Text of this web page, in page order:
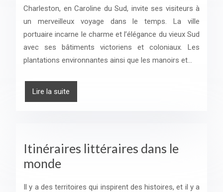
Charleston, en Caroline du Sud, invite ses visiteurs à
un merveilleux voyage dans le temps. La ville
portuaire incarne le charme et l’élégance du vieux Sud
avec ses bâtiments victoriens et coloniaux. Les
plantations environnantes ainsi que les manoirs et…
Lire la suite
Itinéraires littéraires dans le
monde
Il y a des territoires qui inspirent des histoires, et il y a